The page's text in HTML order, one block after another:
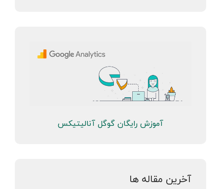
آموزش رایگان گوگل آنالیتیکس
آخرین مقاله ها